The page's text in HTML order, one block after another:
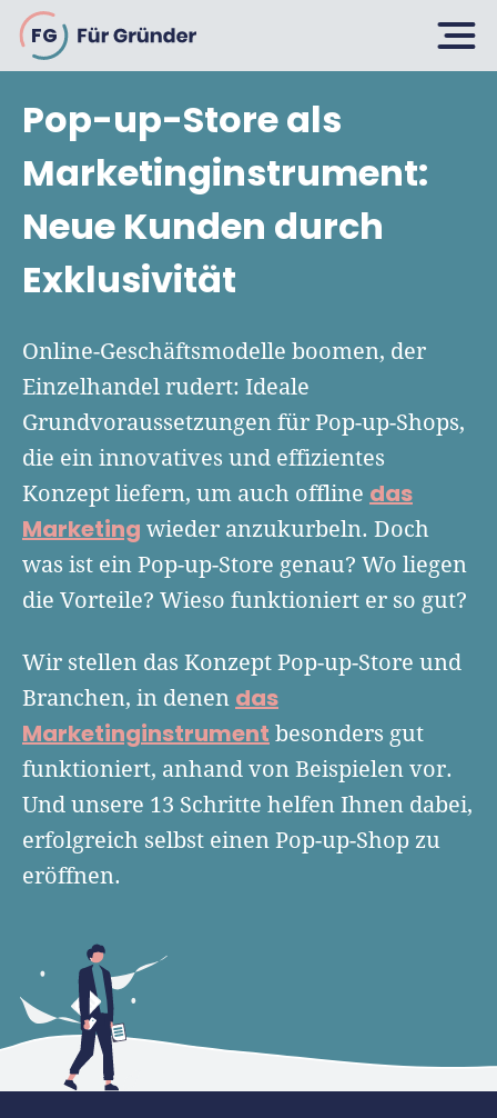
FG
Planen
Selbstständig machen
Über 500 Geschäftsideen
Geschäftsmodell entwickeln
Businessplan schreiben
Businessplan-Vorlage & Muster
Finanzplan erstellen
Top 15 Franchise
Die besten Gründerkredite
Gründen
Firma gründen: 10 Tipps
Rechtsform wählen
UG gründen
GmbH gründen
Geschäftskonto-Vergleich
Unternehmen anmelden
Schutzrechte anmelden
Kleingewerbe anmelden
Unsere Gründungspakete
Wachsen
6 Tipps zum Start
Fördermittelcheck machen
Kunden gewinnen
Website erstellen
Buchhaltung erledigen
Online-Kredit anfragen
Kassensystem
Versicherungen
Finanzieren
Fördermittel
Gründungszuschuss
Kredit für Existenzgründer
Business Angels
Zuschüsse
Kontokorrenkredit
Flexible Kreditlinie
Firmenkonto
Tools
Businessplan-Software
Business Model Canvas
Gründertest
Gründungsassistent
Finanzplan Tool
Preiskalkulation
Lohnsoftware
Weitere Tools & Vorlagen
Vergleiche
Angebote
Unsere Gründungspakete
Geförderte Beratung
Finanzierungsangebote
Geschäftskonto eröffnen
Richtig versichern
Steuerberatung
Software
Pop-up-Store als
Marketinginstrument:
Neue Kunden durch
Exklusivität
Online-Geschäftsmodelle boomen, der
Einzelhandel rudert: Ideale
Grundvoraussetzungen für Pop-up-Shops,
die ein innovatives und effizientes
Konzept liefern, um auch offline das
Marketing wieder anzukurbeln. Doch
was ist ein Pop-up-Store genau? Wo liegen
die Vorteile? Wieso funktioniert er so gut?
Wir stellen das Konzept Pop-up-Store und
Branchen, in denen das
Marketinginstrument besonders gut
funktioniert, anhand von Beispielen vor.
Und unsere 13 Schritte helfen Ihnen dabei,
erfolgreich selbst einen Pop-up-Shop zu
eröffnen.